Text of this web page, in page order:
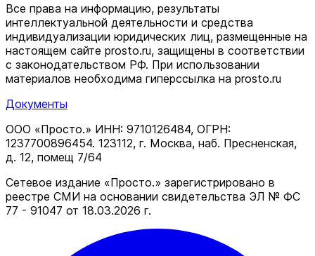
Все права на информацию, результаты
интеллектуальной деятельности и средства
индивидуализации юридических лиц, размещенные на
настоящем сайте prosto.ru, защищены в соответствии
c законодательством РФ. При использовании
материалов необходима гиперссылка на prosto.ru
Документы
ООО «Просто.» ИНН: 9710126484, ОГРН:
1237700896454. 123112, г. Москва, наб. Пресненская,
д. 12, помещ 7/64
Сетевое издание «Просто.» зарегистрировано в
реестре СМИ на основании свидетельства ЭЛ № ФС
77 - 91047 от 18.03.2026 г.